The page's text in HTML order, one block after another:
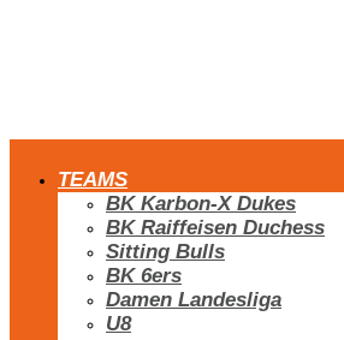
TEAMS
BK Karbon-X Dukes
BK Raiffeisen Duchess
Sitting Bulls
BK 6ers
Damen Landesliga
U8